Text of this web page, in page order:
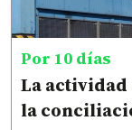
Por 10 días
La
la